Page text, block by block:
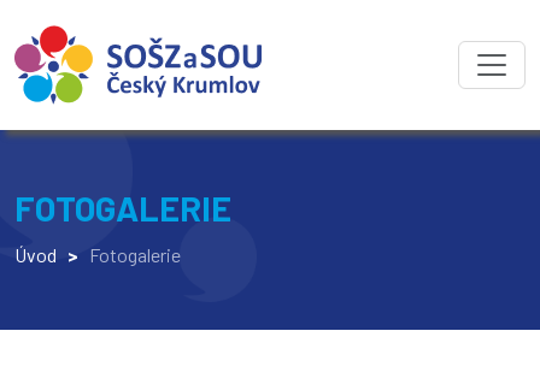
FOTOGALERIE
Úvod > Fotogalerie